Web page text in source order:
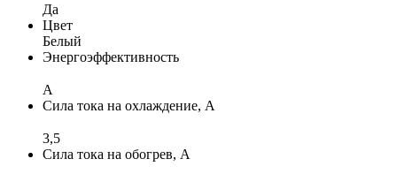
Да
Цвет
Белый
Энергоэффективность
A
Сила тока на охлаждение, А
3,5
Сила тока на обогрев, А